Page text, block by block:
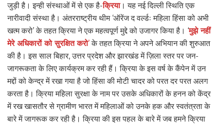
जुड़ी है। इन्ही संस्थाओं में से एक है-क्रिया। यह नई दिल्ली स्थिति एक
नारीवादी संस्था है। अंतरराष्ट्रीय थीम ‘ऑरेंज द वर्ल्डः महिला हिंसा को अभी
खत्म करो’ के तहत क्रिया ने एक महत्वपूर्ण मुद्दे को उजागर किया है। ‘मुझे नहीं
मेरे अधिकारों को सुरक्षित करो’के तहत क्रिया ने अपने अभियान की शुरुआत
की है। इस साल बिहार, उत्तर प्रदेश और झारखंड में ज़िला स्तर पर जन-
जागरूकता के लिए कार्यक्रम कर रही हैं। क्रिया के इस वर्ष के कैंपेन में उन
मद्दों को केन्द्र में रखा गया है जो हिंसा की मोटी चादर को परत दर परत अलग
करता है। क्रिया महिला सुरक्षा के नाम पर उसके अधिकारों के हनन को केंद्र
में रख खासतौर से ग्रामीण भारत में महिलाओं को उनके हक और स्वतंत्रता के
बारे में जागरूक कर रही है। क्रिया की इस पहल के बारे में जब हमने क्रिया